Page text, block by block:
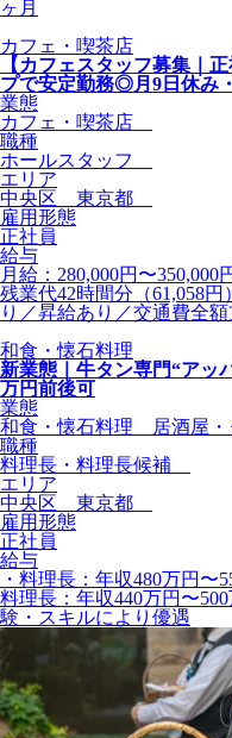
ヶ月
カフェ・喫茶店
【カフェスタッフ募集｜
プで安定勤務◎月9日休み
業態
カフェ・喫茶店
職種
ホールスタッフ
エリア
中央区 東京都
雇用形態
正社員
給与
月給：280,000円〜
残業代42時間分（61,058
り／昇給あり／交通費全
和食・懐石料理
新業態｜牛タン専門“アッ
万円前後可
業態
和食・懐石料理 居酒屋
職種
料理長・料理長候補
エリア
中央区 東京都
雇用形態
正社員
給与
・料理長：年収480万円〜
料理長：年収440万円〜
験・スキルにより優遇